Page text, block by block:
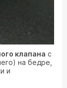
клапана с
на бедре,
и